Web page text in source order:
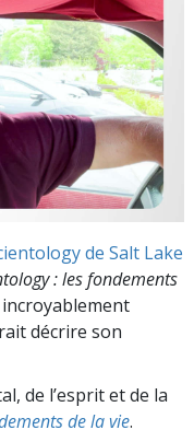
de Salt Lake
: les fondements
décrire son
de l’esprit et de la
de la vie.